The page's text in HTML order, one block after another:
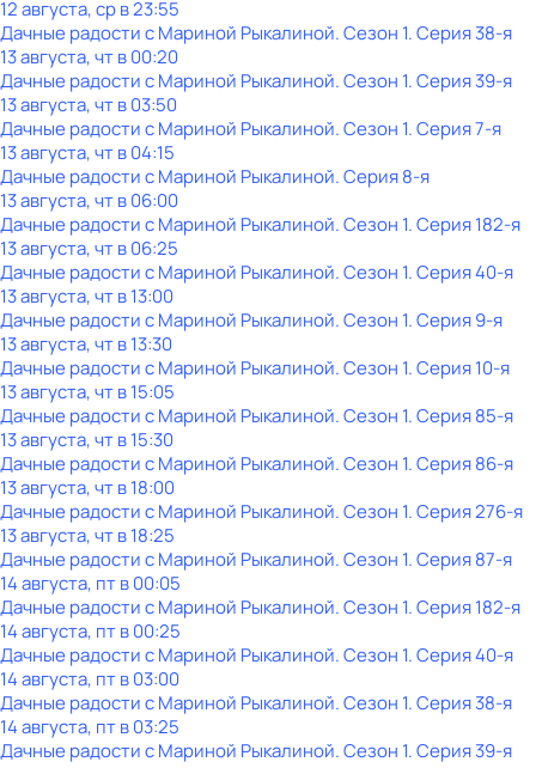
12 августа, ср в 23:55
Дачные радости с Мариной Рыкалиной. Сезон 1. Серия 38-я
13 августа, чт в 00:20
Дачные радости с Мариной Рыкалиной. Сезон 1. Серия 39-я
13 августа, чт в 03:50
Дачные радости с Мариной Рыкалиной. Сезон 1. Серия 7-я
13 августа, чт в 04:15
Дачные радости с Мариной Рыкалиной. Серия 8-я
13 августа, чт в 06:00
Дачные радости с Мариной Рыкалиной. Сезон 1. Серия 182-я
13 августа, чт в 06:25
Дачные радости с Мариной Рыкалиной. Сезон 1. Серия 40-я
13 августа, чт в 13:00
Дачные радости с Мариной Рыкалиной. Сезон 1. Серия 9-я
13 августа, чт в 13:30
Дачные радости с Мариной Рыкалиной. Сезон 1. Серия 10-я
13 августа, чт в 15:05
Дачные радости с Мариной Рыкалиной. Сезон 1. Серия 85-я
13 августа, чт в 15:30
Дачные радости с Мариной Рыкалиной. Сезон 1. Серия 86-я
13 августа, чт в 18:00
Дачные радости с Мариной Рыкалиной. Сезон 1. Серия 276-я
13 августа, чт в 18:25
Дачные радости с Мариной Рыкалиной. Сезон 1. Серия 87-я
14 августа, пт в 00:05
Дачные радости с Мариной Рыкалиной. Сезон 1. Серия 182-я
14 августа, пт в 00:25
Дачные радости с Мариной Рыкалиной. Сезон 1. Серия 40-я
14 августа, пт в 03:00
Дачные радости с Мариной Рыкалиной. Сезон 1. Серия 38-я
14 августа, пт в 03:25
Дачные радости с Мариной Рыкалиной. Сезон 1. Серия 39-я